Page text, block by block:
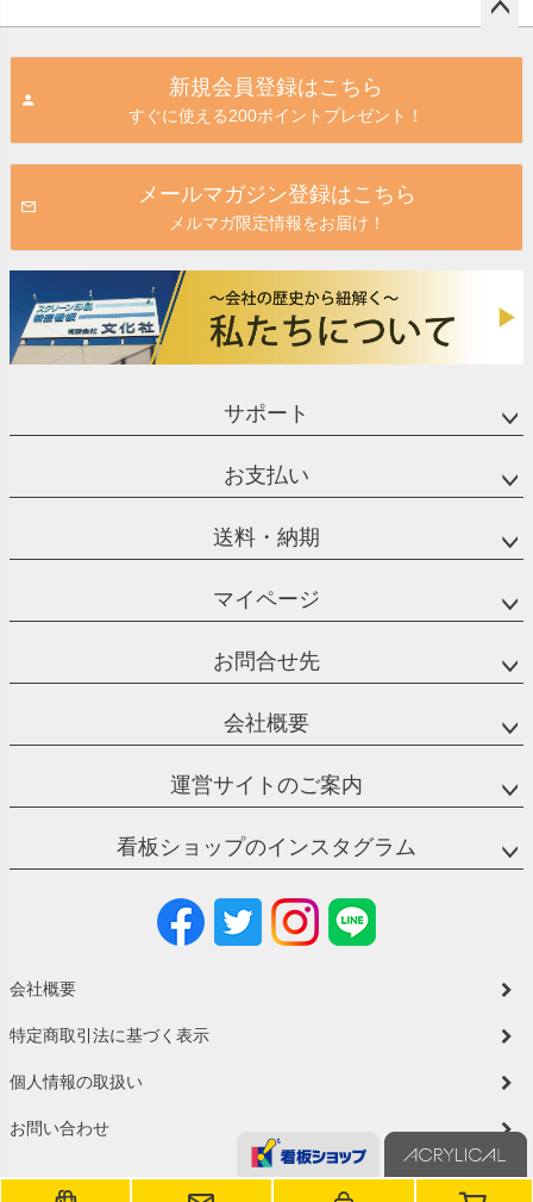
新規会員登録はこちら
すぐに使える200ポイントプレゼント！
メールマガジン登録はこちら
メルマガ限定情報をお届け！
サポート
お支払い
送料・納期
マイページ
お問合せ先
会社概要
運営サイトのご案内
看板ショップのインスタグラム
会社概要
特定商取引法に基づく表示
個人情報の取扱い
お問い合わせ